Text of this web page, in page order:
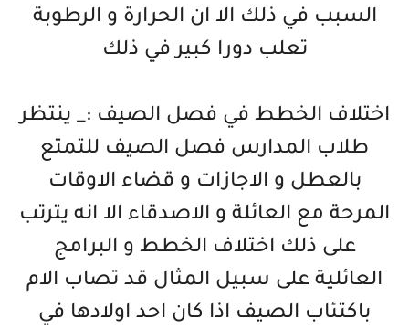
السبب في ذلك الا ان الحرارة و الرطوبة
تعلب دورا كبير في ذلك
اختلاف الخطط في فصل الصيف :_ ينتظر
طلاب المدارس فصل الصيف للتمتع
بالعطل و الاجازات و قضاء الاوقات
المرحة مع العائلة و الاصدقاء الا انه يترتب
على ذلك اختلاف الخطط و البرامج
العائلية على سبيل المثال قد تصاب الام
باكتئاب الصيف اذا كان احد اولادها في